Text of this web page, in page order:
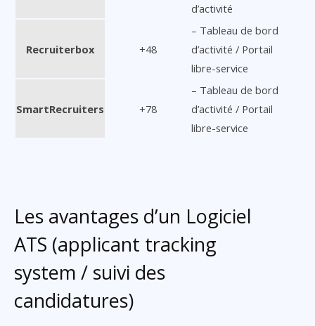
d’activité
Recruiterbox +48
– Tableau de bord
d’activité / Portail
libre-service
SmartRecruiters +78
– Tableau de bord
d’activité / Portail
libre-service
Les avantages d’un Logiciel
ATS (applicant tracking
system / suivi des
candidatures)